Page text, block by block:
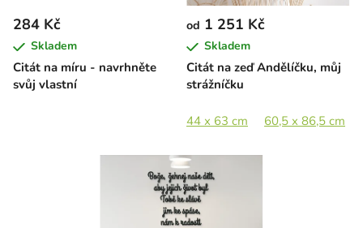
r
o
d
u
k
Citát na míru - navrhněte
svůj vlastní
284 Kč
Skladem
Citát na zeď Andělíčku, můj
strážníčku
od 1 251 Kč
Skladem
44 x 63 cm 60,5 x 86,5 cm